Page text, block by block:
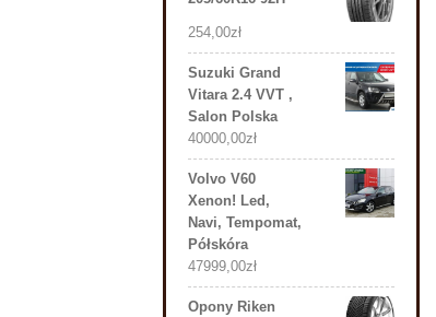
254,00zł
Suzuki Grand
Vitara 2.4 VVT ,
Salon Polska
40000,00zł
Volvo V60
Xenon! Led,
Navi, Tempomat,
Półskóra
47999,00zł
Opony Riken